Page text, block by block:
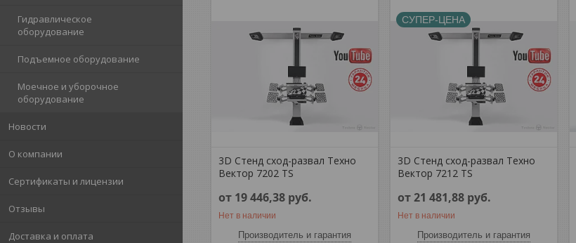
Гидравлическое
оборудование
Подъемное оборудование
Моечное и уборочное
оборудование
Новости
О компании
Сертификаты и лицензии
Отзывы
Доставка и оплата
3D Стенд сход-развал Техно
Вектор 7202 TS
от 19 446,38 руб.
Нет в наличии
Производитель и гарантия
СУПЕР-ЦЕНА
3D Стенд сход-развал Техно
Вектор 7212 TS
от 21 481,88 руб.
Нет в наличии
Производитель и гарантия